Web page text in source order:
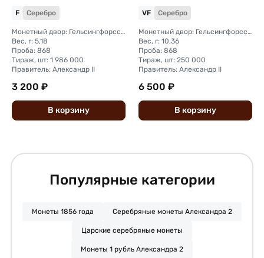
F Серебро
Монетный двор: Гельсингфорсский монетный двор (Финляндия)
Вес, г: 5,18
Проба: 868
Тираж, шт: 1 986 000
Правитель: Александр II
3 200 ₽
В корзину
VF Серебро
Монетный двор: Гельсингфорсский монетный двор (Финляндия)
Вес, г: 10,36
Проба: 868
Тираж, шт: 250 000
Правитель: Александр II
6 500 ₽
В корзину
Популярные категории
Монеты 1856 года Серебряные монеты Александра 2
Царские серебряные монеты
Монеты 1 рубль Александра 2